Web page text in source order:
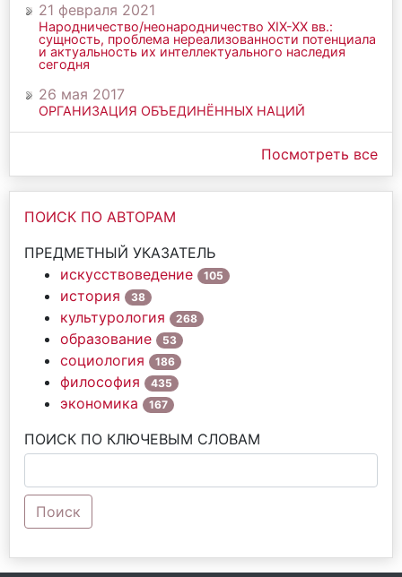
21 февраля 2021
Народничество/неонародничество ХIХ-ХХ вв.:
сущность, проблема нереализованности потенциала
и актуальность их интеллектуального наследия
сегодня
26 мая 2017
ОРГАНИЗАЦИЯ ОБЪЕДИНЁННЫХ НАЦИЙ
Посмотреть все
ПОИСК ПО АВТОРАМ
ПРЕДМЕТНЫЙ УКАЗАТЕЛЬ
искусствоведение
105
история 38
культурология 268
образование 53
социология 186
философия 435
экономика 167
ПОИСК ПО КЛЮЧЕВЫМ СЛОВАМ
Поиск